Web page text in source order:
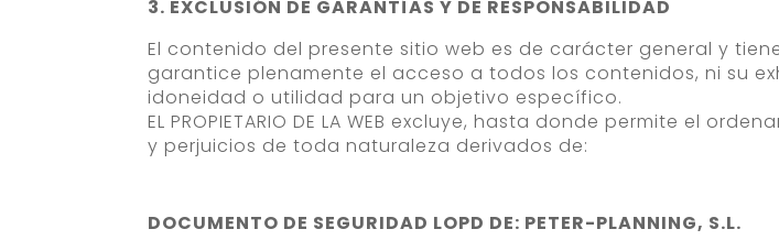
3. EXCLUSIÓN DE GARANTÍAS Y DE RESPONSABILIDAD
El contenido del presente sitio web es de carácter general y
garantice plenamente el acceso a todos los contenidos, ni su
idoneidad o utilidad para un objetivo específico.
EL PROPIETARIO DE LA WEB excluye, hasta donde permite el
y perjuicios de toda naturaleza derivados de:
DOCUMENTO DE SEGURIDAD LOPD DE: PETER-PLANNING, S.L.